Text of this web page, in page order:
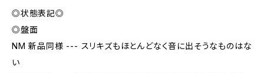
◎状態表記◎
◎盤面
NM 新品同様 --- スリキズもほとんどなく音に出そうなものはな
い